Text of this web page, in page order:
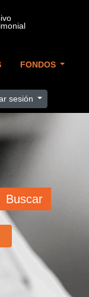
FONDOS
sesión
Buscar